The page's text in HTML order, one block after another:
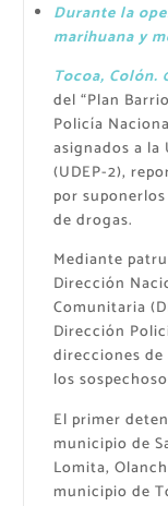
Durante la
marihuana y
Tocoa, Colón.
del “Plan
Policía
asignados a
(UDEP-2),
por
de drogas.
Mediante
Dirección
Comunitaria
Dirección
direcciones
los
El primer
municipio de
Lomita,
municipio de